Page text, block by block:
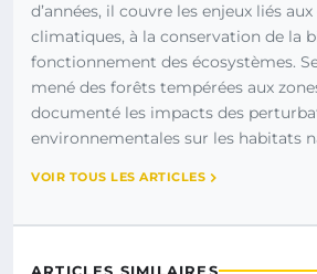
d’années, il couvre les enjeux liés
climatiques, à la conservation de la
fonctionnement des écosystèmes.
mené des forêts tempérées aux
documenté les impacts des
environnementales sur les habitats
VOIR TOUS LES ARTICLES